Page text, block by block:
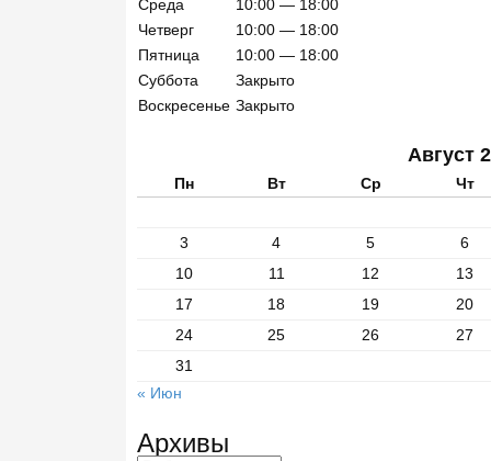
с
а
й
Среда
10:00 — 18:00
Четверг
10:00 — 18:00
Пятница
10:00 — 18:00
Суббота
Закрыто
Воскресенье Закрыто
Август
Пн Вт Ср Чт
3 4 5
6
10
11 12
13
17
18 19
20
24
25 26
27
31
« Июн
Архивы